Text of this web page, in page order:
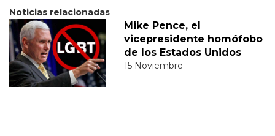
Noticias relacionadas
Mike Pence, el
vicepresidente homófobo
de los Estados Unidos
15 Noviembre